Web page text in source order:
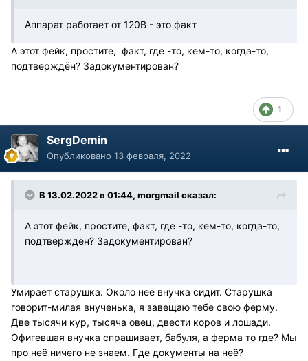
Аппарат работает от 120В - это факт
А этот фейк, простите, факт, где -то, кем-то, когда-то,
подтверждён? Задокументирован?
1
SergDemin
Опубликовано 13 февраля, 2022
В 13.02.2022 в 01:44, morgmail сказал:
А этот фейк, простите, факт, где -то, кем-то, когда-то,
подтверждён? Задокументирован?
Умирает старушка. Около неё внучка сидит. Старушка
говорит-милая внученька, я завещаю тебе свою ферму.
Две тысячи кур, тысяча овец, двести коров и лошади.
Офигевшая внучка спрашивает, бабуля, а ферма то где? Мы
про неё ничего не знаем. Где документы на неё?